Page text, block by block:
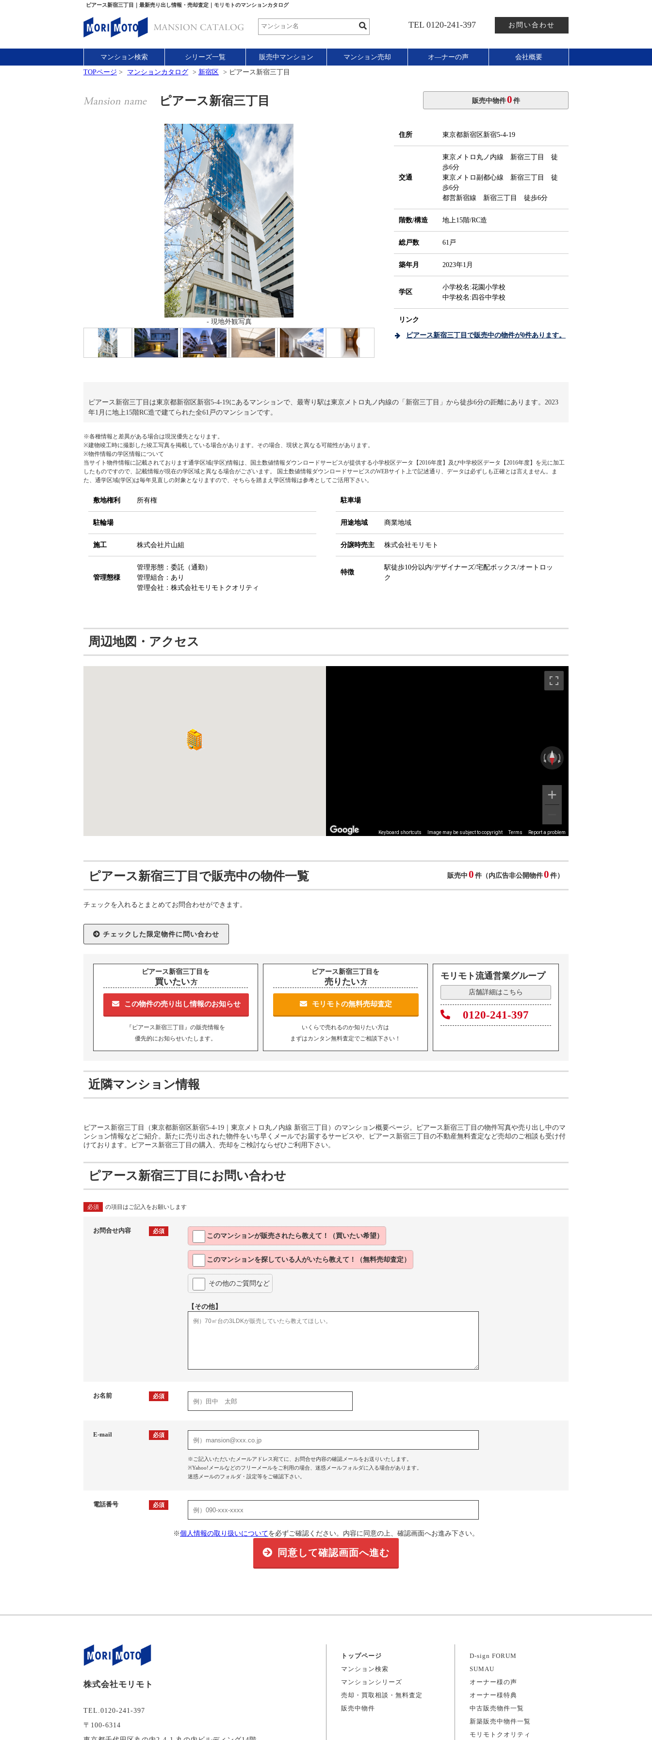
ピアース新宿三丁目｜最新売り出し情報・売却査定｜モリモトのマンションカタログ
TEL 0120-241-397 お問い合わせ
マンション検索 シリーズ一覧 販売中マンション マンション売却 オ―ナーの声 会社概要
TOPページ > マンションカタログ > 新宿区 > ピアース新宿三丁目
ピアース新宿三丁目 販売中物件0 件
- 現地外観写真
住所 東京都新宿区新宿5-4-19
交通
東京メトロ丸ノ内線 新宿三丁目 徒
歩6分
東京メトロ副都心線 新宿三丁目 徒
歩6分
都営新宿線 新宿三丁目 徒歩6分
階数/構造 地上15階/RC造
総戸数 61戸
築年月 2023年1月
学区
小学校名:花園小学校
中学校名:四谷中学校
リンク
ピアース新宿三丁目で販売中の物件が0件あります。
ピアース新宿三丁目は東京都新宿区新宿5-4-19にあるマンションで、最寄り駅は東京メトロ丸ノ内線の「新宿三丁目」から徒歩6分の距離にあります。2023
年1月に地上15階RC造で建てられた全61戸のマンションです。
※各種情報と差異がある場合は現況優先となります。
※建物竣工時に撮影した竣工写真を掲載している場合があります。その場合、現状と異なる可能性があります。
※物件情報の学区情報について
当サイト物件情報に記載されております通学区域(学区)情報は、国土数値情報ダウンロードサービスが提供する小学校区データ【2016年度】及び中学校区データ【2016年度】を元に加工
したものですので、記載情報が現在の学区域と異なる場合がございます。 国土数値情報ダウンロードサービスのWEBサイト上で記述通り、データは必ずしも正確とは言えません。ま
た、通学区域(学区)は毎年見直しの対象となりますので、そちらを踏まえ学区情報は参考としてご活用下さい。
敷地権利 所有権
駐輪場
施工 株式会社片山組
管理態様
管理形態：委託（通勤）
管理組合：あり
管理会社：株式会社モリモトクオリティ
駐車場
用途地域 商業地域
分譲時売主 株式会社モリモト
特徴
駅徒歩10分以内/デザイナーズ/宅配ボックス/オートロッ
ク
周辺地図・アクセス
Keyboard shortcuts Image may be subject to copyright Terms Report a problem
ピアース新宿三丁目で販売中の物件一覧 販売中 0 件（内広告非公開物件0 件）
チェックを入れるとまとめてお問合わせができます。
ピアース新宿三丁目を
買いたい方
この物件の売り出し情報のお知らせ
『ピアース新宿三丁目』の販売情報を
優先的にお知らせいたします。
ピアース新宿三丁目を
売りたい方
モリモトの無料売却査定
いくらで売れるのか知りたい方は
まずはカンタン無料査定でご相談下さい！
モリモト流通営業グループ
店舗詳細はこちら
0120-241-397
近隣マンション情報
ピアース新宿三丁目（東京都新宿区新宿5-4-19｜東京メトロ丸ノ内線 新宿三丁目）のマンション概要ページ。ピアース新宿三丁目の物件写真や売り出し中のマ
ンション情報などご紹介。新たに売り出された物件をいち早くメールでお届するサービスや、ピアース新宿三丁目の不動産無料査定など売却のご相談も受け付
けております。ピアース新宿三丁目の購入、売却をご検討ならぜひご利用下さい。
ピアース新宿三丁目にお問い合わせ
必須 の項目はご記入をお願いします
お問合せ内容 必須
このマンションが販売されたら教えて！（買いたい希望）
このマンションを探している人がいたら教えて！（無料売却査定）
その他のご質問など
【その他】
お名前 必須
E-mail 必須
※ご記入いただいたメールアドレス宛てに、お問合せ内容の確認メールをお送りいたします。
※Yahoo!メールなどのフリーメールをご利用の場合、迷惑メールフォルダに入る場合があります。
迷惑メールのフォルダ・設定等をご確認下さい。
電話番号 必須
※個人情報の取り扱いについてを必ずご確認ください。内容に同意の上、確認画面へお進み下さい。
同意して確認画面へ進む
株式会社モリモト
TEL.0120-241-397
〒100-6314
トップページ
マンション検索
マンションシリーズ
売却・買取相談・無料査定
販売中物件
D-sign FORUM
SUMAU
オーナー様の声
オーナー様特典
中古販売物件一覧
新築販売中物件一覧
モリモトクオリティ